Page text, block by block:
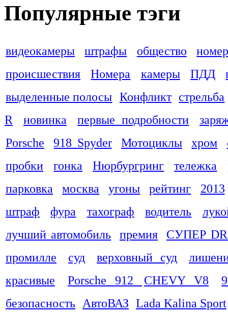
Популярные тэги
видеокамеры штрафы общество
происшествия
Номера камеры ПДД
выделенные полосы Конфликт стрельба
R
новинка первые подробности
Porsche
918 Spyder Мотоциклы хром
пробки
гонка Нюрбургринг тележка
парковка
москва угоны рейтинг
2013
штраф
фура тахограф водитель
лучший автомобиль
премия
СУПЕР
промилле
суд верховный суд
красивые
Porsche 912 CHEVY V8
безопасность АвтоВАЗ Lada Kalina Sport